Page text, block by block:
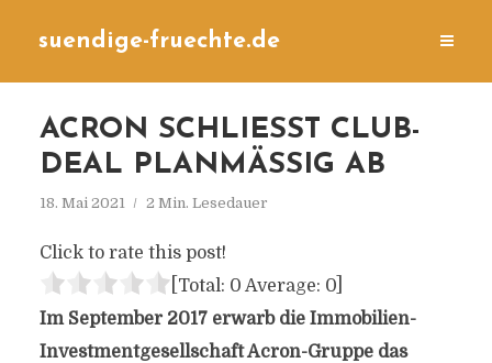
suendige-fruechte.de
ACRON SCHLIESST CLUB-D
EAL PLANMÄSSIG AB
18. Mai 2021 2 Min. Lesedauer
Click to rate this post!
[Total: 0 Average: 0]
Im September 2017 erwarb die Immobilien-
Investmentgesellschaft Acron-Gruppe das